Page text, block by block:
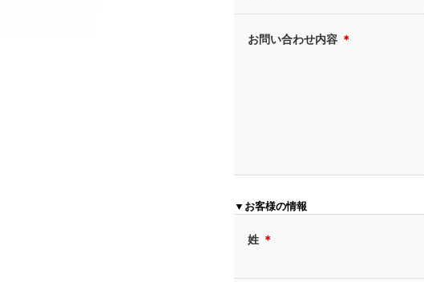
お問い合わせ内容 ＊
▼お客様の情報
姓 ＊